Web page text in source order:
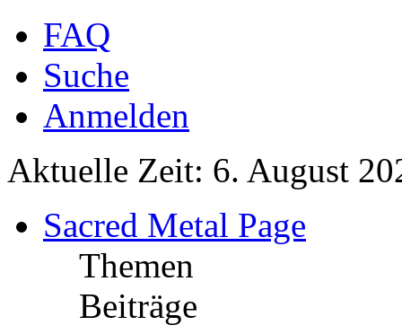
FAQ
Suche
Anmelden
Aktuelle Zeit: 6. August
Sacred Metal Page
Themen
Beiträge